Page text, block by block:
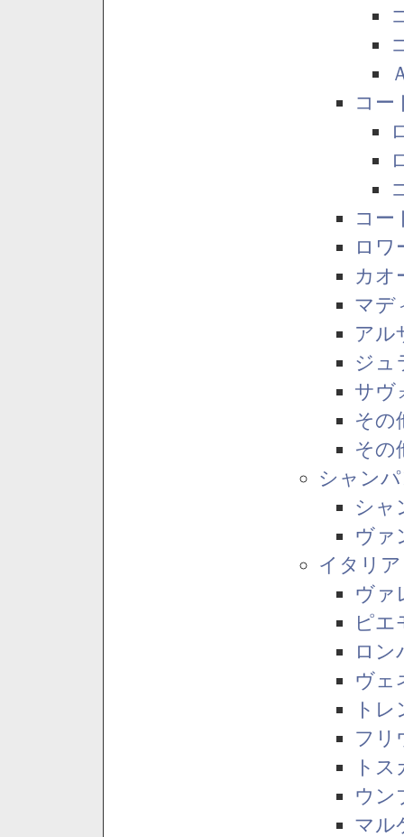
コー
コー
ロワ
カオ
マデ
アル
ジュ
サヴ
その
その
シャン
シャ
ヴァ
イタリア
ヴァ
ピエ
ロン
ヴェ
ト
フリ
ト
ウン
マル